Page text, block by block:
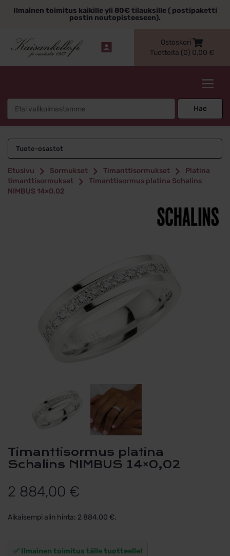
sisältöönIlmainen toimitus kaikille yli 80€ tilauksille ( postipaketti
postin noutopisteeseen).
Ostoskori
Tuotteita (0) 0,00 €
Hae
Tuote-osastot
Etusivu Sormukset Timanttisormukset
Platina
timanttisormukset
Timanttisormus platina Schalins
NIMBUS 14×0,02
Timanttisormus platina
Schalins NIMBUS 14×0,02
2 884,00 €
Aikaisempi alin hinta: 2 884,00 €.
✅ Ilmainen toimitus tälle tuotteelle!